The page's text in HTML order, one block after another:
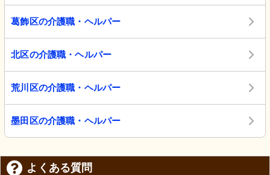
葛飾区の介護職・ヘルパー
北区の介護職・ヘルパー
荒川区の介護職・ヘルパー
墨田区の介護職・ヘルパー
よくある質問